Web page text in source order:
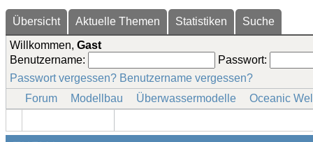
Übersicht Aktuelle Themen Statistiken
Suche
Willkommen, Gast
Benutzername:
Passwort:
Passwort vergessen? Benutzername vergessen?
Forum
Modellbau Überwassermodelle Oceanic